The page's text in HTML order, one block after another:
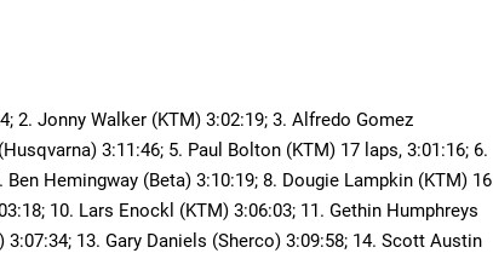
2. Jonny Walker (KTM) 3:02:19; 3. Alfredo Gomez
3:11:46; 5. Paul Bolton (KTM) 17 laps, 3:01:16; 6.
Hemingway (Beta) 3:10:19; 8. Dougie Lampkin (KTM) 16
10. Lars Enockl (KTM) 3:06:03; 11. Gethin Humphreys
3:07:34; 13. Gary Daniels (Sherco) 3:09:58; 14. Scott Austin